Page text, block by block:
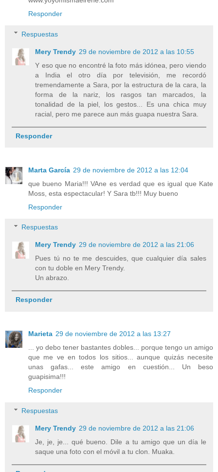
Responder
Respuestas
Mery Trendy 29 de noviembre de 2012 a las 10:55
Y eso que no encontré la foto más idónea, pero viendo
a India el otro día por televisión, me recordó
tremendamente a Sara, por la estructura de la cara, la
forma de la nariz, los rasgos tan marcados, la
tonalidad de la piel, los gestos... Es una chica muy
racial, pero me parece aun más guapa nuestra Sara.
Responder
Marta García 29 de noviembre de 2012 a las 12:04
que bueno Maria!!! VAne es verdad que es igual que Kate
Moss, esta espectacular! Y Sara tb!!! Muy bueno
Responder
Respuestas
Mery Trendy 29 de noviembre de 2012 a las 21:06
Pues tú no te me descuides, que cualquier día sales
con tu doble en Mery Trendy.
Un abrazo.
Responder
Marieta 29 de noviembre de 2012 a las 13:27
... yo debo tener bastantes dobles... porque tengo un amigo
que me ve en todos los sitios... aunque quizás necesite
unas gafas... este amigo en cuestión... Un beso
guapisima!!!
Responder
Respuestas
Mery Trendy 29 de noviembre de 2012 a las 21:06
Je, je, je... qué bueno. Dile a tu amigo que un día le
saque una foto con el móvil a tu clon. Muaka.